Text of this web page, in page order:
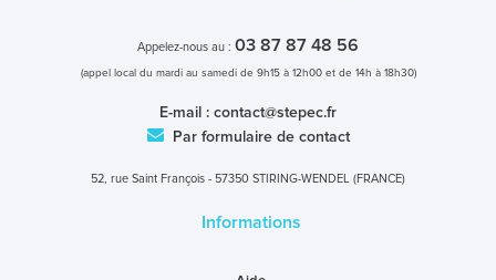
Appelez-nous au : 03 87 87 48 56
(appel local du mardi au samedi de 9h15 à 12h00 et de 14h à 18h30)
E-mail : contact@stepec.fr
Par formulaire de contact
52, rue Saint François - 57350 STIRING-WENDEL (FRANCE)
Informations